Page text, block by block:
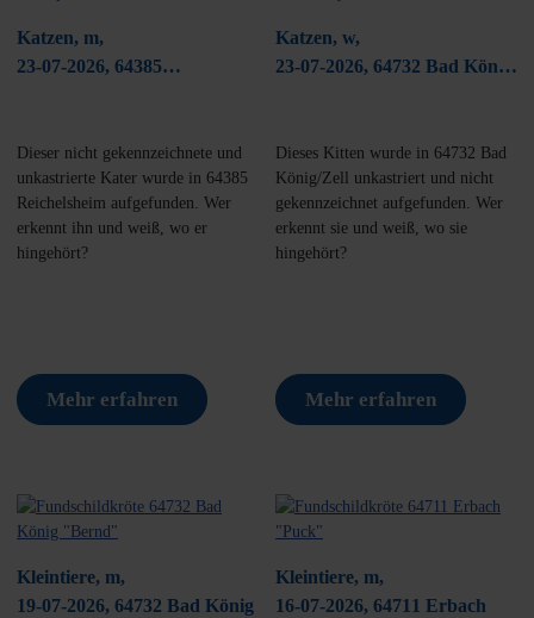
Katzen, m,
23-07-2026, 64385
Dieser nicht gekennzeichnete und
unkastrierte Kater wurde in 64385
Reichelsheim aufgefunden. Wer
erkennt ihn und weiß, wo er
hingehört?
Mehr erfahren
Katzen, w,
23-07-2026, 64732 Bad König/
Dieses Kitten wurde in 64732 Bad
König/Zell unkastriert und nicht
gekennzeichnet aufgefunden. Wer
erkennt sie und weiß, wo sie
hingehört?
Mehr erfahren
Kleintiere, m,
19-07-2026, 64732 Bad König
Kleintiere, m,
16-07-2026, 64711 Erbach